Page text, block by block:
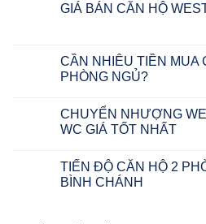
GIÁ BÁN CĂN HỘ
CẦN NHIÊU TIỀN MUA
PHÒNG NGỦ?
CHUYỂN NHƯỢNG
WC GIÁ TỐT NHẤT
TIẾN ĐỘ CĂN HỘ 2
BÌNH CHÁNH